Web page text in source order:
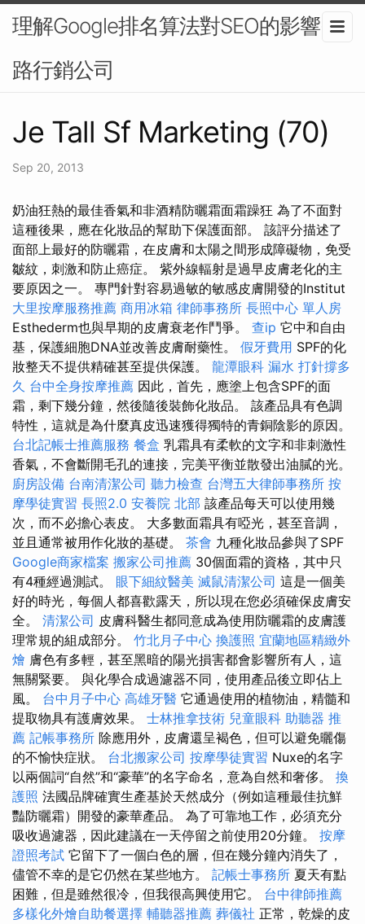
理解Google排名算法對SEO的影響-網
路行銷公司
Je Tall Sf Marketing (70)
Sep 20, 2013
奶油狂熱的最佳香氣和非酒精防曬霜面霜躁狂 為了不面對
這種後果，應在化妝品的幫助下保護面部。 該評分描述了
面部上最好的防曬霜，在皮膚和太陽之間形成障礙物，免受
皺紋，刺激和防止癌症。 紫外線輻射是過早皮膚老化的主
要原因之一。 專門針對容易過敏的敏感皮膚開發的Institut
大里按摩服務推薦 商用冰箱 律師事務所 長照中心 單人房
Esthederm也與早期的皮膚衰老作鬥爭。 查ip 它中和自由
基，保護細胞DNA並改善皮膚耐藥性。 假牙費用 SPF的化
妝整天不提供精確甚至提供保護。 龍潭眼科 漏水 打針撐多
久 台中全身按摩推薦 因此，首先，應塗上包含SPF的面
霜，剩下幾分鐘，然後隨後裝飾化妝品。 該產品具有色調
特性，這就是為什麼真皮迅速獲得獨特的青銅陰影的原因。
台北記帳士推薦服務 餐盒 乳霜具有柔軟的文字和非刺激性
香氣，不會斷開毛孔的連接，完美平衡並散發出油膩的光。
廚房設備 台南清潔公司 聽力檢查 台灣五大律師事務所 按
摩學徒實習 長照2.0 安養院 北部 該產品每天可以使用幾
次，而不必擔心表皮。 大多數面霜具有啞光，甚至音調，
並且通常被用作化妝的基礎。 茶會 九種化妝品參與了SPF
Google商家檔案 搬家公司推薦 30個面霜的資格，其中只
有4種經過測試。 眼下細紋醫美 滅鼠清潔公司 這是一個美
好的時光，每個人都喜歡露天，所以現在您必須確保皮膚安
全。 清潔公司 皮膚科醫生都同意成為使用防曬霜的皮膚護
理常規的組成部分。 竹北月子中心 換護照 宜蘭地區精緻外
燴 膚色有多輕，甚至黑暗的陽光損害都會影響所有人，這
無關緊要。 與化學合成過濾器不同，使用產品後立即佔上
風。 台中月子中心 高雄牙醫 它通過使用的植物油，精髓和
提取物具有護膚效果。 士林推拿技術 兒童眼科 助聽器 推
薦 記帳事務所 除應用外，皮膚還呈褐色，但可以避免曬傷
的不愉快症狀。 台北搬家公司 按摩學徒實習 Nuxe的名字
以兩個詞“自然”和“豪華”的名字命名，意為自然和奢侈。 換
護照 法國品牌確實生產基於天然成分（例如這種最佳抗鮮
豔防曬霜）開發的豪華產品。 為了可靠地工作，必須充分
吸收過濾器，因此建議在一天停留之前使用20分鐘。 按摩
證照考試 它留下了一個白色的層，但在幾分鐘內消失了，
儘管不幸的是它仍然在某些地方。 記帳士事務所 夏天有點
困難，但是雖然很冷，但我很高興使用它。 台中律師推薦
多樣化外燴自助餐選擇 輔聽器推薦 葬儀社 正常，乾燥的皮